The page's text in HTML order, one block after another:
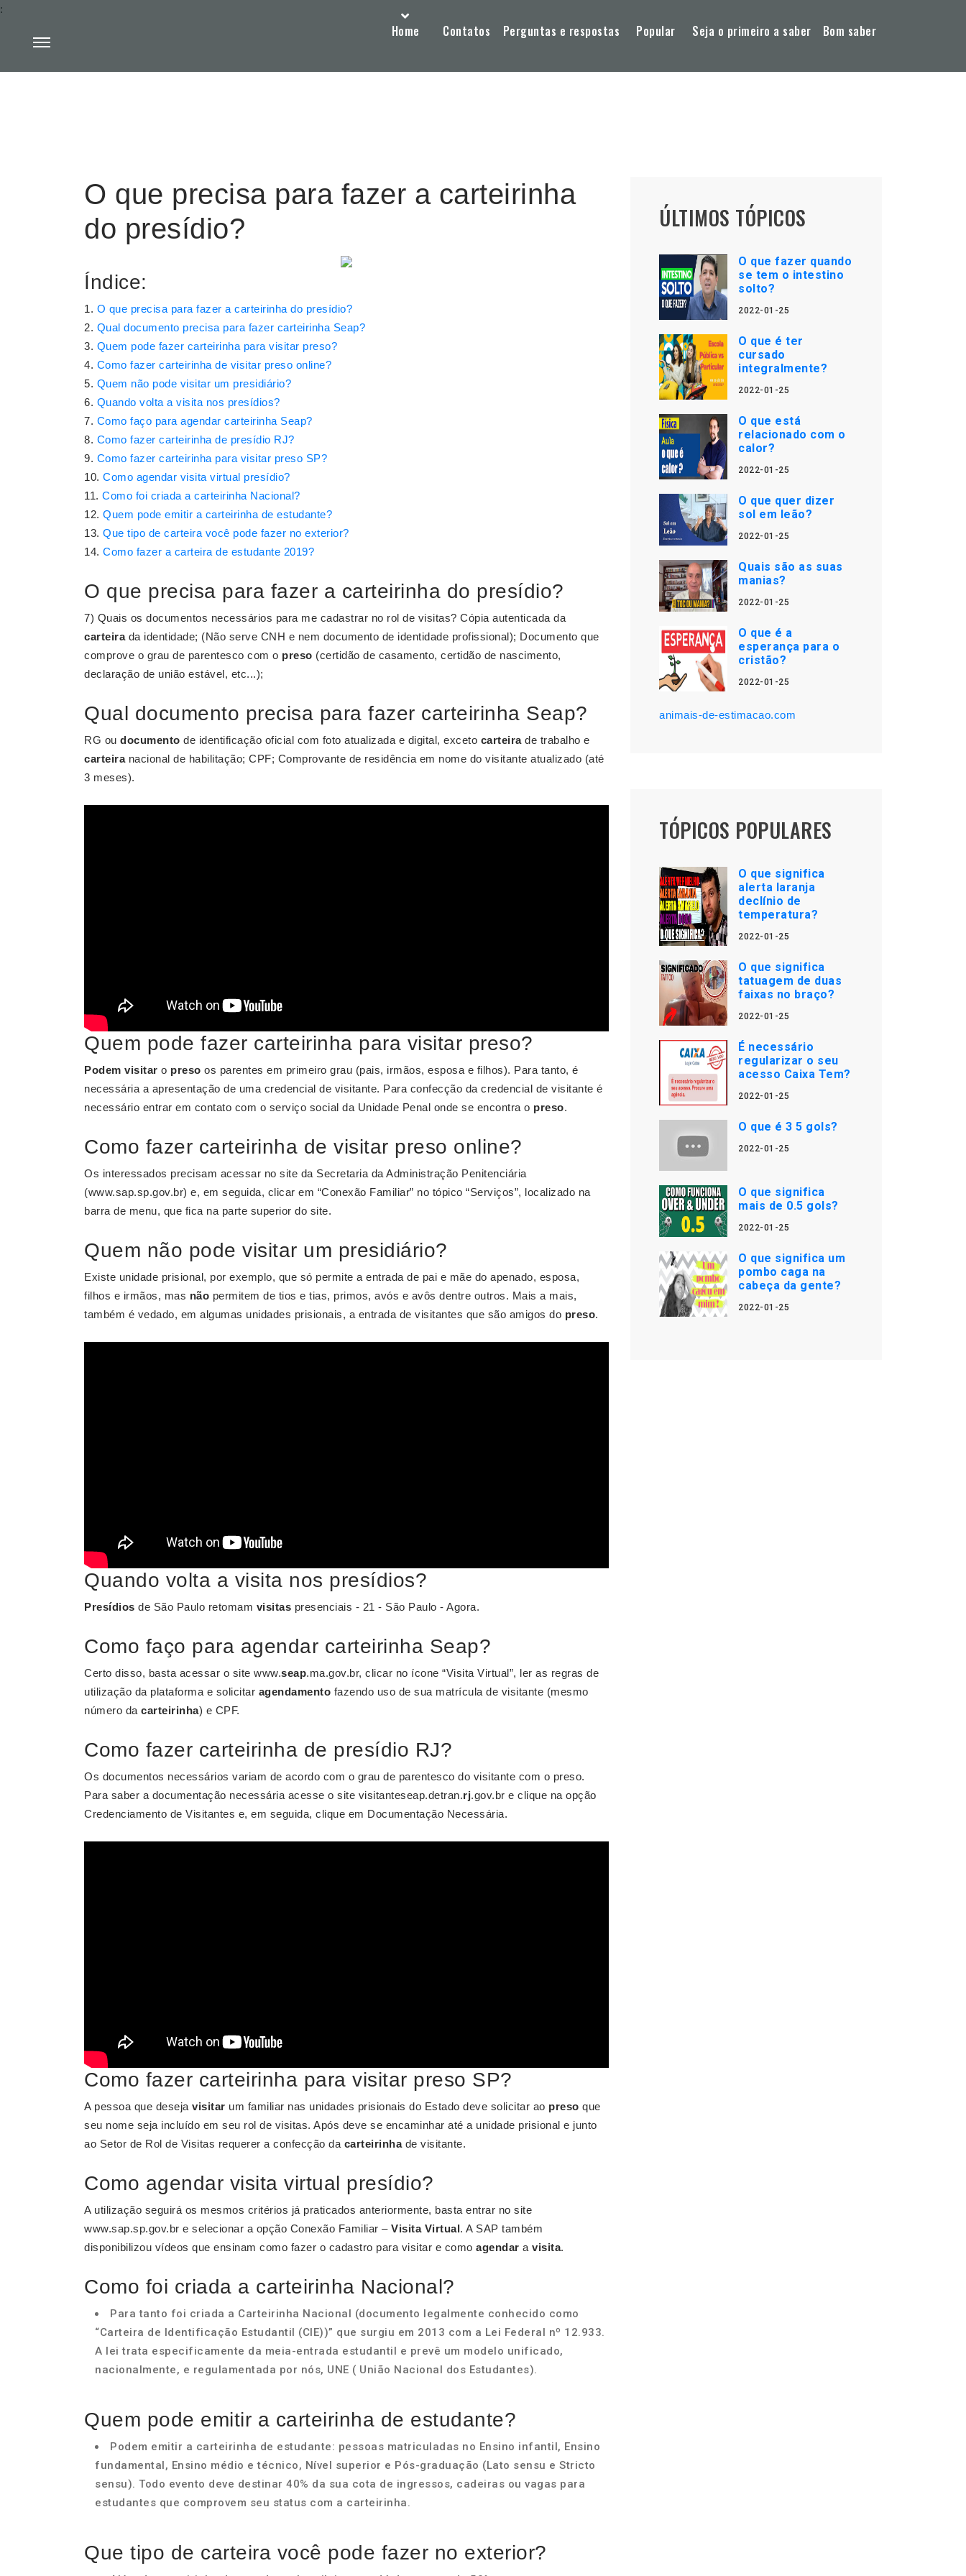
Home Contatos Perguntas e respostas Popular Seja o primeiro a saber Bom saber
:
O que precisa para fazer a carteirinha
do presídio?
Índice:
O que precisa para fazer a carteirinha do presídio?
Qual documento precisa para fazer carteirinha Seap?
Quem pode fazer carteirinha para visitar preso?
Como fazer carteirinha de visitar preso online?
Quem não pode visitar um presidiário?
Quando volta a visita nos presídios?
Como faço para agendar carteirinha Seap?
Como fazer carteirinha de presídio RJ?
Como fazer carteirinha para visitar preso SP?
Como agendar visita virtual presídio?
Como foi criada a carteirinha Nacional?
Quem pode emitir a carteirinha de estudante?
Que tipo de carteira você pode fazer no exterior?
Como fazer a carteira de estudante 2019?
O que precisa para fazer a carteirinha do presídio?
7) Quais os documentos necessários para me cadastrar no rol de visitas? Cópia autenticada da
carteirada identidade; (Não serve CNH e nem documento de identidade profissional); Documento que
comprove o grau de parentesco com o preso (certidão de casamento, certidão de nascimento,
declaração de união estável, etc...);
Qual documento precisa para fazer carteirinha Seap?
RG ou documento de identificação oficial com foto atualizada e digital, exceto carteirade trabalho e
carteiranacional de habilitação; CPF; Comprovante de residência em nome do visitante atualizado (até
3 meses).
Quem pode fazer carteirinha para visitar preso?
Podem visitar o preso os parentes em primeiro grau (pais, irmãos, esposa e filhos). Para tanto, é
necessária a apresentação de uma credencial de visitante. Para confecção da credencial de visitante é
necessário entrar em contato com o serviço social da Unidade Penal onde se encontra o preso.
Como fazer carteirinha de visitar preso online?
Os interessados precisam acessar no site da Secretaria da Administração Penitenciária
(www.sap.sp.gov.br) e, em seguida, clicar em “Conexão Familiar” no tópico “Serviços”, localizado na
barra de menu, que fica na parte superior do site.
Quem não pode visitar um presidiário?
Existe unidade prisional, por exemplo, que só permite a entrada de pai e mãe do apenado, esposa,
filhos e irmãos, mas não permitem de tios e tias, primos, avós e avôs dentre outros. Mais a mais,
também é vedado, em algumas unidades prisionais, a entrada de visitantes que são amigos do preso.
Quando volta a visita nos presídios?
Presídios de São Paulo retomam visitas presenciais - 21 - São Paulo - Agora.
Como faço para agendar carteirinha Seap?
Certo disso, basta acessar o site www.seap.ma.gov.br, clicar no ícone “Visita Virtual”, ler as regras de
utilização da plataforma e solicitar agendamento fazendo uso de sua matrícula de visitante (mesmo
número da carteirinha) e CPF.
Como fazer carteirinha de presídio RJ?
Os documentos necessários variam de acordo com o grau de parentesco do visitante com o preso.
Para saber a documentação necessária acesse o site visitanteseap.detran.rj.gov.br e clique na opção
Credenciamento de Visitantes e, em seguida, clique em Documentação Necessária.
Como fazer carteirinha para visitar preso SP?
A pessoa que deseja visitar um familiar nas unidades prisionais do Estado deve solicitar ao preso que
seu nome seja incluído em seu rol de visitas. Após deve se encaminhar até a unidade prisional e junto
ao Setor de Rol de Visitas requerer a confecção da carteirinhade visitante.
Como agendar visita virtual presídio?
A utilização seguirá os mesmos critérios já praticados anteriormente, basta entrar no site
www.sap.sp.gov.br e selecionar a opção Conexão Familiar – Visita Virtual. A SAP também
disponibilizou vídeos que ensinam como fazer o cadastro para visitar e como agendar a visita.
Como foi criada a carteirinha Nacional?
Para tanto foi criada a Carteirinha Nacional (documento legalmente conhecido como
“Carteira de Identificação Estudantil (CIE))” que surgiu em 2013 com a Lei Federal nº 12.933.
A lei trata especificamente da meia-entrada estudantil e prevê um modelo unificado,
nacionalmente, e regulamentada por nós, UNE ( União Nacional dos Estudantes).
Quem pode emitir a carteirinha de estudante?
Podem emitir a carteirinha de estudante: pessoas matriculadas no Ensino infantil, Ensino
fundamental, Ensino médio e técnico, Nível superior e Pós-graduação (Lato sensu e Stricto
sensu). Todo evento deve destinar 40% da sua cota de ingressos, cadeiras ou vagas para
estudantes que comprovem seu status com a carteirinha.
Que tipo de carteira você pode fazer no exterior?
ÚLTIMOS TÓPICOS
O que fazer quando
se tem o intestino
solto?
2022-01-25
O que é ter
cursado
integralmente?
2022-01-25
O que está
relacionado com o
calor?
2022-01-25
O que quer dizer
sol em leão?
2022-01-25
Quais são as suas
manias?
2022-01-25
O que é a
esperança para o
cristão?
2022-01-25
animais-de-estimacao.com
TÓPICOS POPULARES
O que significa
alerta laranja
declínio de
temperatura?
2022-01-25
O que significa
tatuagem de duas
faixas no braço?
2022-01-25
É necessário
regularizar o seu
acesso Caixa Tem?
2022-01-25
O que é 3 5 gols?
2022-01-25
O que significa
mais de 0.5 gols?
2022-01-25
O que significa um
pombo caga na
cabeça da gente?
2022-01-25